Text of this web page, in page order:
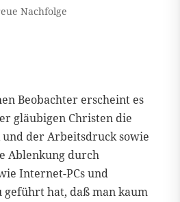
Nachfolge
Beobachter erscheint es
gläubigen Christen die
der Arbeitsdruck sowie
Ablenkung durch
Internet-PCs und
geführt hat, daß man kaum